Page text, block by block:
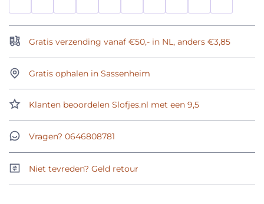
Gratis verzending vanaf €50,- in NL, anders €3,85
Gratis ophalen in Sassenheim
Klanten beoordelen Slofjes.nl met een 9,5
Vragen? 0646808781
Niet tevreden? Geld retour